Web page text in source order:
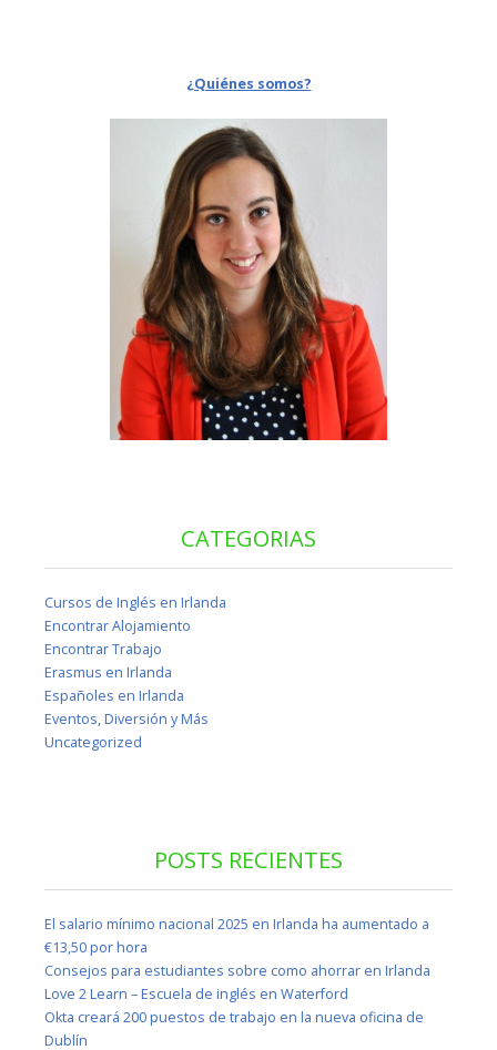
¿Quiénes somos?
CATEGORIAS
Cursos de Inglés en Irlanda
Encontrar Alojamiento
Encontrar Trabajo
Erasmus en Irlanda
Españoles en Irlanda
Eventos, Diversión y Más
Uncategorized
POSTS RECIENTES
El salario mínimo nacional 2025 en Irlanda ha aumentado a
€13,50 por hora
Consejos para estudiantes sobre como ahorrar en Irlanda
Love 2 Learn – Escuela de inglés en Waterford
Okta creará 200 puestos de trabajo en la nueva oficina de
Dublín